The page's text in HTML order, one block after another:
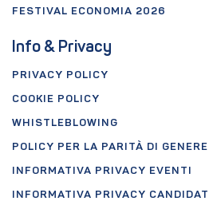
FESTIVAL ECONOMIA 2026
Info & Privacy
PRIVACY POLICY
COOKIE POLICY
WHISTLEBLOWING
POLICY PER LA PARITÀ DI GENERE
INFORMATIVA PRIVACY EVENTI
INFORMATIVA PRIVACY CANDIDATI